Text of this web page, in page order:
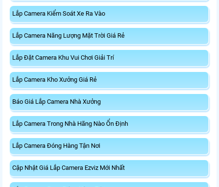
Lắp Camera Kiểm Soát Xe Ra Vào
Lắp Camera Năng Lượng Mặt Trời Giá Rẻ
Lắp Đặt Camera Khu Vui Chơi Giải Trí
Lắp Camera Kho Xưởng Giá Rẻ
Báo Giá Lắp Camera Nhà Xưởng
Lắp Camera Trong Nhà Hãng Nào Ổn Định
Lắp Camera Đóng Hàng Tận Nơi
Cập Nhật Giá Lắp Camera Ezviz Mới Nhất